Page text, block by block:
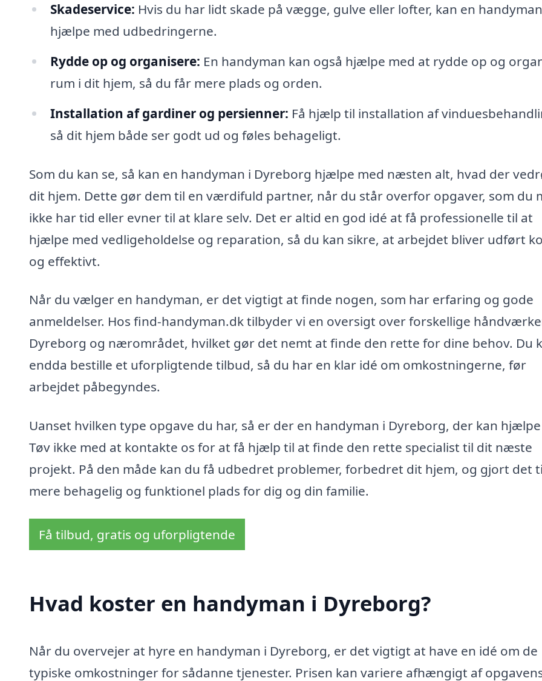
Skadeservice: Hvis du har lidt skade på vægge, gulve eller lofter, kan en handyman
hjælpe med udbedringerne.
Rydde op og organisere: En handyman kan også hjælpe med at rydde op og
rum i dit hjem, så du får mere plads og orden.
Installation af gardiner og persienner: Få hjælp til installation af
så dit hjem både ser godt ud og føles behageligt.
Som du kan se, så kan en handyman i Dyreborg hjælpe med næsten alt, hvad der
dit hjem. Dette gør dem til en værdifuld partner, når du står overfor opgaver, som du
ikke har tid eller evner til at klare selv. Det er altid en god idé at få professionelle til at
hjælpe med vedligeholdelse og reparation, så du kan sikre, at arbejdet bliver udført
og effektivt.
Når du vælger en handyman, er det vigtigt at finde nogen, som har erfaring og gode
anmeldelser. Hos find-handyman.dk tilbyder vi en oversigt over forskellige
Dyreborg og nærområdet, hvilket gør det nemt at finde den rette for dine behov. Du
endda bestille et uforpligtende tilbud, så du har en klar idé om omkostningerne, før
arbejdet påbegyndes.
Uanset hvilken type opgave du har, så er der en handyman i Dyreborg, der kan
Tøv ikke med at kontakte os for at få hjælp til at finde den rette specialist til dit næste
projekt. På den måde kan du få udbedret problemer, forbedret dit hjem, og gjort det
mere behagelig og funktionel plads for dig og din familie.
Få tilbud, gratis og uforpligtende
Hvad koster en handyman i Dyreborg?
Når du overvejer at hyre en handyman i Dyreborg, er det vigtigt at have en idé om de
typiske omkostninger for sådanne tjenester. Prisen kan variere afhængigt af